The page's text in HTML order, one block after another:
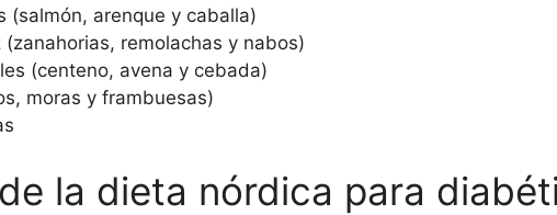
(salmón, arenque y caballa)
remolachas y nabos)
(centeno, avena y cebada)
moras y frambuesas)
la dieta nórdica para